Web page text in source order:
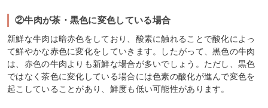
②牛肉が茶・黒色に変色している場合
新鮮な牛肉は暗赤色をしており、酸素に触れることで酸化によっ
て鮮やかな赤色に変化をしていきます。したがって、黒色の牛肉
は、赤色の牛肉よりも新鮮な場合が多いでしょう。ただし、黒色
ではなく茶色に変化している場合には色素の酸化が進んで変色を
起こしていることがあり、鮮度も低い可能性があります。